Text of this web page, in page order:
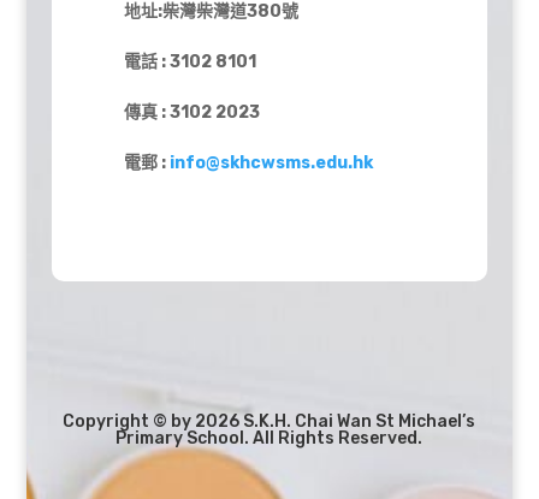
地址:柴灣柴灣道380號
電話 : 3102 8101
傳真 : 3102 2023
電郵 : info@skhcwsms.edu.hk
Copyright © by 2026 S.K.H. Chai Wan St Michael’s
Primary School. All Rights Reserved.